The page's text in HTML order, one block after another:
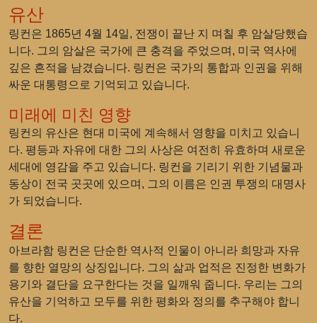
유산
링컨은 1865년 4월 14일, 전쟁이 끝난 지 며칠 후 암살당했습
니다. 그의 암살은 국가에 큰 충격을 주었으며, 미국 역사에
깊은 흔적을 남겼습니다. 링컨은 국가의 통합과 인권을 위해
싸운 대통령으로 기억되고 있습니다.
미래에 미친 영향
링컨의 유산은 현대 미국에 계속해서 영향을 미치고 있습니
다. 평등과 자유에 대한 그의 사상은 여전히 유효하며 새로운
세대에 영감을 주고 있습니다. 링컨을 기리기 위한 기념물과
동상이 전국 곳곳에 있으며, 그의 이름은 인권 투쟁의 대명사
가 되었습니다.
결론
아브라함 링컨은 단순한 역사적 인물이 아니라 희망과 자유
를 향한 열망의 상징입니다. 그의 삶과 업적은 진정한 변화가
용기와 결단을 요구한다는 것을 일깨워 줍니다. 우리는 그의
유산을 기억하고 모두를 위한 평화와 정의를 추구해야 합니
다.